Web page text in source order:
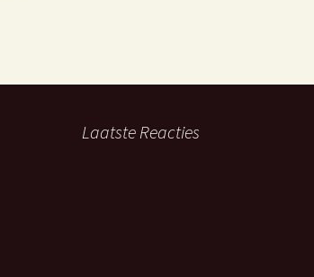
Laatste Reacties